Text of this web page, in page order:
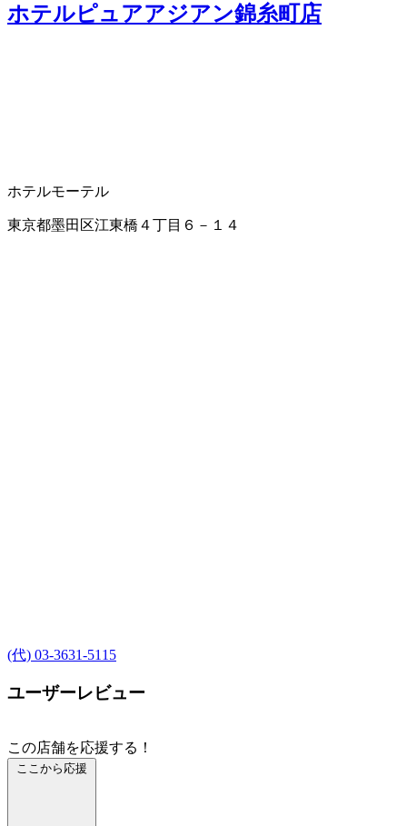
ホテルピュアアジアン錦糸町店
ホテルモーテル
東京都墨田区江東橋４丁目６－１４
(代) 03-3631-5115
ユーザーレビュー
この店舗を応援する！
ここから応援